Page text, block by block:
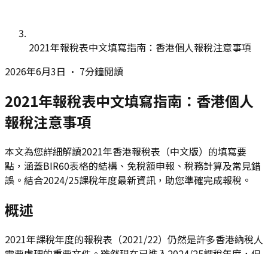
2021年報稅表中文填寫指南：香港個人報稅注意事項
2026年6月3日 • 7分鐘閱讀
2021年報稅表中文填寫指南：香港個人
報稅注意事項
本文為您詳細解讀2021年香港報稅表（中文版）的填寫要
點，涵蓋BIR60表格的結構、免稅額申報、稅務計算及常見錯
誤。結合2024/25課稅年度最新資訊，助您準確完成報稅。
概述
2021年課稅年度的報稅表（2021/22）仍然是許多香港納稅人